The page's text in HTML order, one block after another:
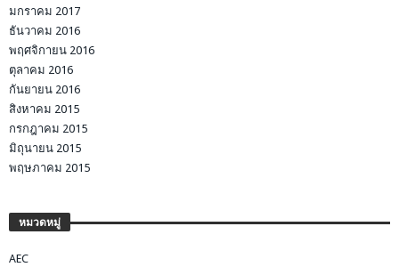
มกราคม 2017
ธันวาคม 2016
พฤศจิกายน 2016
ตุลาคม 2016
กันยายน 2016
สิงหาคม 2015
กรกฎาคม 2015
มิถุนายน 2015
พฤษภาคม 2015
หมวดหมู่
AEC